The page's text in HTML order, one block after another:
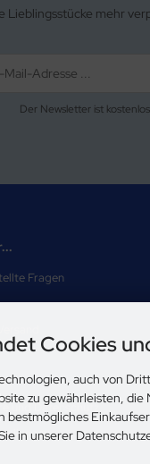
Lieblingsstücke mehr
Der Newsletter ist
Fragen
und Datenschutz
Cookies
auch von
zu gewährleisten, die
bestmögliches
in unserer